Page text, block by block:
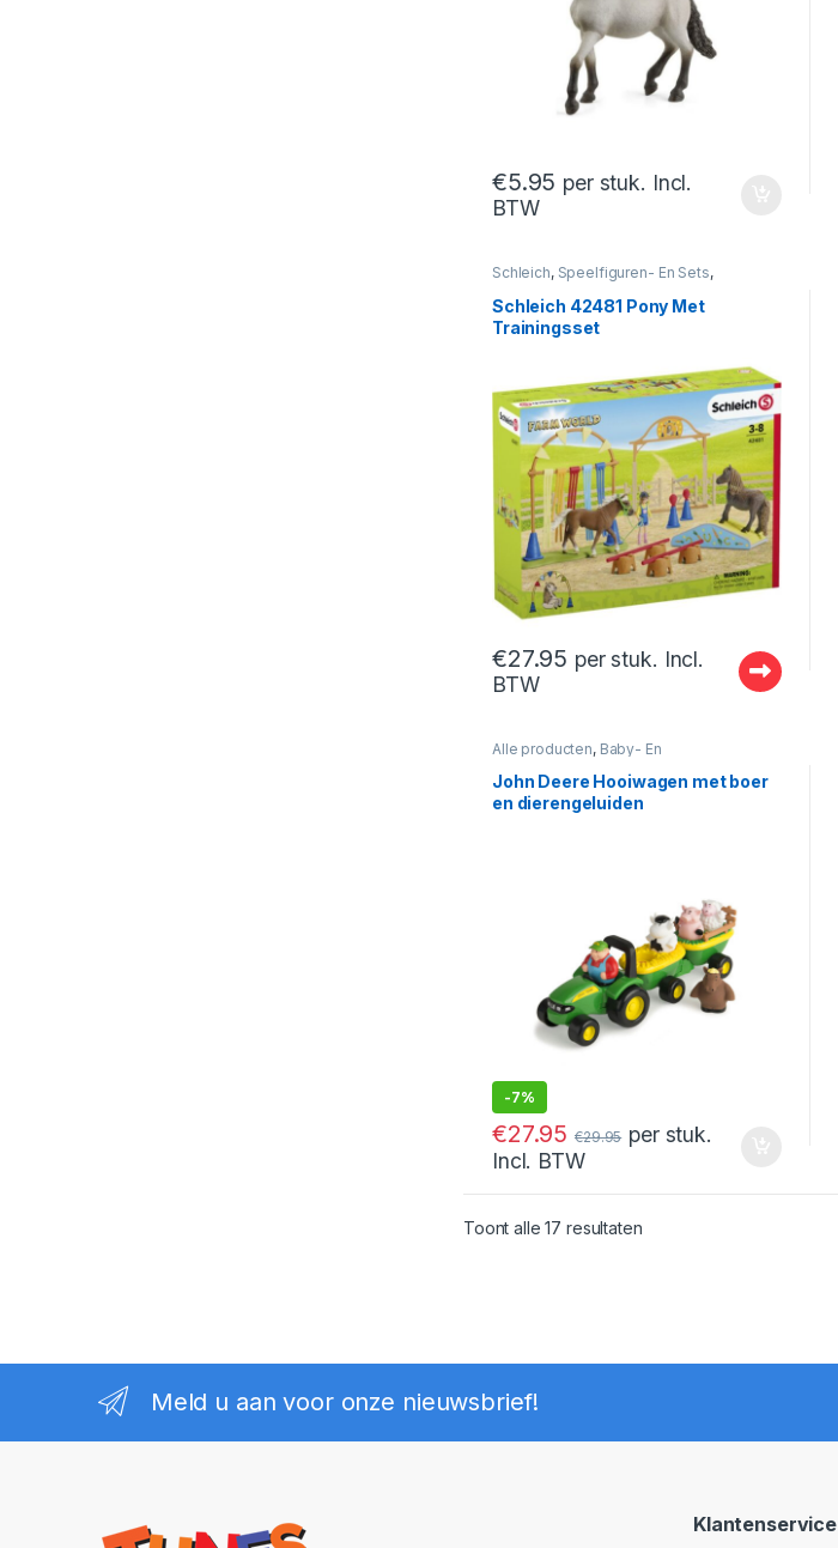
€5.95 per stuk. Incl.
BTW
Schleich, Speelfiguren- En Sets,
Speelfiguren- En Sets
Schleich 42481 Pony Met
Trainingsset
€27.95 per stuk. Incl.
BTW
Alle producten, Baby- En
Peuterspeelgoed
Jongens
Speelfiguren- En Sets,Speelsets
John Deere Hooiwagen met boer
en dierengeluiden
-7%
€27.95 €29.95 per stuk.
Incl. BTW
Toont alle 17 resultatenGesorteerd op nieuwste
Meld u aan voor onze nieuwsbrief!
Klantenservice